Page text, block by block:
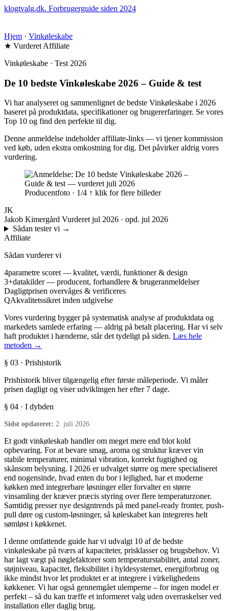
klogtvalg.dk. Forbrugerguide siden 2024
Hjem · Vinkøleskabe
★ Vurderet Affiliate
Vinkøleskabe · Test 2026
De 10 bedste Vinkøleskabe 2026 – Guide & test
Vi har analyseret og sammenlignet de bedste Vinkøleskabe i 2026
baseret på produktdata, specifikationer og brugererfaringer. Se vores
Top 10 og find den perfekte til dig.
Denne anmeldelse indeholder affiliate-links — vi tjener kommission
ved køb, uden ekstra omkostning for dig. Det påvirker aldrig vores
vurdering.
Producentfoto · 1/4 ↑ klik for flere billeder
JK
Jakob Kimergård Vurderet jul 2026 · opd. jul 2026
Sådan tester vi →
Affiliate
Sådan vurderer vi
4parametre scoret — kvalitet, værdi, funktioner & design
3+datakilder — producent, forhandlere & brugeranmeldelser
Dagligtprisen overvåges & verificeres
QAkvalitetssikret inden udgivelse
Vores vurdering bygger på systematisk analyse af produktdata og
markedets samlede erfaring — aldrig på betalt placering. Har vi selv
haft produktet i hænderne, står det tydeligt på siden. Læs hele
metoden →
§ 03 · Prishistorik
Prishistorik bliver tilgængelig efter første måleperiode. Vi måler
prisen dagligt og viser udviklingen her efter 7 dage.
§ 04 · I dybden
Sidst opdateret: 2. juli 2026
Et godt vinkøleskab handler om meget mere end blot kold
opbevaring. For at bevare smag, aroma og struktur kræver vin
stabile temperaturer, minimal vibration, korrekt fugtighed og
skånsom belysning. I 2026 er udvalget større og mere specialiseret
end nogensinde, hvad enten du bor i lejlighed, har et moderne
køkken med integrerbare løsninger eller forvalter en større
vinsamling der kræver præcis styring over flere temperaturzoner.
Samtidig presser nye designtrends på med panel-ready fronter, push-
pull døre og custom-løsninger, så køleskabet kan integreres helt
sømløst i køkkenet.
I denne omfattende guide har vi udvalgt 10 af de bedste
vinkøleskabe på tværs af kapaciteter, prisklasser og brugsbehov. Vi
har lagt vægt på nøglefaktorer som temperaturstabilitet, antal zoner,
støjniveau, kapacitet, fleksibilitet i hyldesystemet, energiforbrug og
ikke mindst hvor let produktet er at integrere i virkelighedens
køkkener. Vi har også gennemgået ulemperne – for ingen model er
perfekt – så du kan træffe et informeret valg uden overraskelser ved
installation eller daglig brug.